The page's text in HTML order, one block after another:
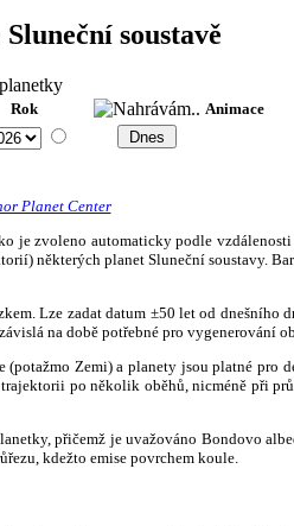
soustavě
Rok Animace
Planet Center
zvoleno automaticky podle
některých planet Sluneční soustavy.
Lze zadat datum ±50 let od dnešního
na době potřebné pro vygenerování
Zemi) a planety jsou platné
po několik oběhů, nicméně při
přičemž je uvažováno Bondovo
kdežto emise povrchem koule.